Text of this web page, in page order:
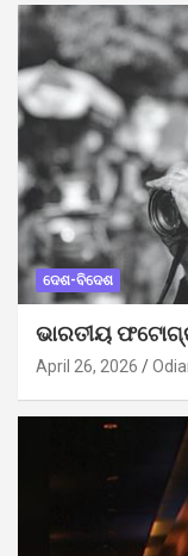
ଦେଶ-ବିଦେଶ
ଭାରତୀୟ
April 26, 2026